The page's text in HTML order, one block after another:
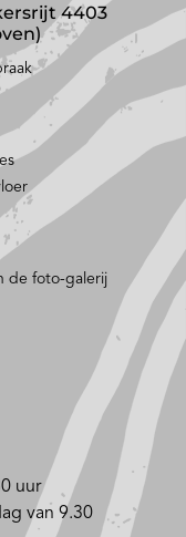
4403
de foto-galerij
uur
van 9.30